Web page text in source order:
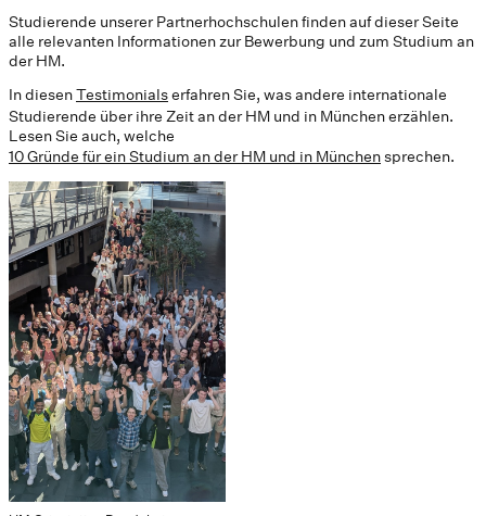
Studierende unserer Partnerhochschulen finden auf dieser Seite
alle relevanten Informationen zur Bewerbung und zum Studium an
der HM.
In diesenTestimonialserfahren Sie, was andere internationale
Studierende über ihre Zeit an der HM und in München erzählen.
Lesen Sie auch, welche
10 Gründe für ein Studium an der HM und in Münchensprechen.